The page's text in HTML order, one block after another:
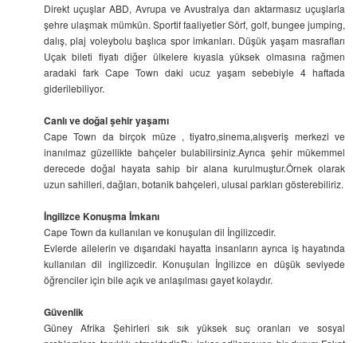
Direkt uçuşlar ABD, Avrupa ve Avustralya dan aktarmasız uçuşlarla
şehre ulaşmak mümkün. Sportif faaliyetler Sörf, golf, bungee jumping,
dalış, plaj voleybolu başlıca spor imkanları. Düşük yaşam masrafları
Uçak bileti fiyatı diğer ülkelere kıyasla yüksek olmasına rağmen
aradaki fark Cape Town daki ucuz yaşam sebebiyle 4 haftada
giderilebiliyor.
Canlı ve doğal şehir yaşamı
Cape Town da birçok müze , tiyatro,sinema,alışveriş merkezi ve
inanılmaz güzellikte bahçeler bulabilirsiniz.Ayrıca şehir mükemmel
derecede doğal hayata sahip bir alana kurulmuştur.Örnek olarak
uzun sahilleri, dağları, botanik bahçeleri, ulusal parkları gösterebiliriz.
İngilizce Konuşma İmkanı
Cape Town da kullanılan ve konuşulan dil İngilizcedir.
Evlerde ailelerin ve dışarıdaki hayatta insanların ayrıca iş hayatında
kullanılan dil ingilizcedir. Konuşulan İngilizce en düşük seviyede
öğrenciler için bile açık ve anlaşılması gayet kolaydır.
Güvenlik
Güney Afrika Şehirleri sık sık yüksek suç oranları ve sosyal